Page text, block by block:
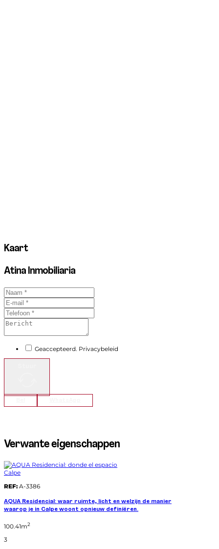
Kaart
Atina Inmobiliaria
Geaccepteerd. Privacybeleid
Verwante eigenschappen
Calpe
REF: A-3386
AQUA Residencial: waar ruimte, licht en welzijn de manier
waarop je in Calpe woont opnieuw definiëren.
100.41m2
3